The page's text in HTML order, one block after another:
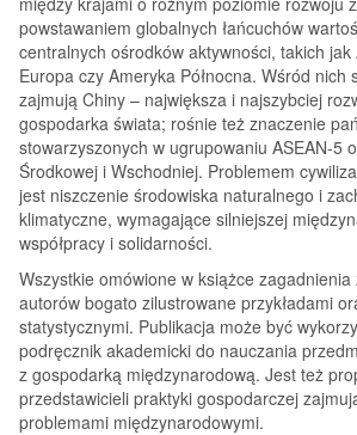
powstawaniem globalnych łańcuchów
centralnych ośrodków aktywności, takich jak
Europa czy Ameryka Północna. Wśród nich
zajmują Chiny – największa i najszybciej
gospodarka świata; rośnie też znaczenie
stowarzyszonych w ugrupowaniu ASEAN-5
Środkowej i Wschodniej. Problemem
jest niszczenie środowiska naturalnego i
klimatyczne, wymagające silniejszej
współpracy i solidarności.
Wszystkie omówione w książce zagadnienia
autorów bogato zilustrowane przykładami
statystycznymi. Publikacja może być
podręcznik akademicki do nauczania
z gospodarką międzynarodową. Jest też
przedstawicieli praktyki gospodarczej
problemami międzynarodowymi.